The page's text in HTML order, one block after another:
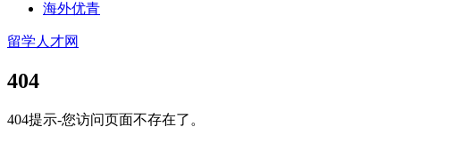
海外优青
留学人才网
404
404提示-您访问页面不存在了。